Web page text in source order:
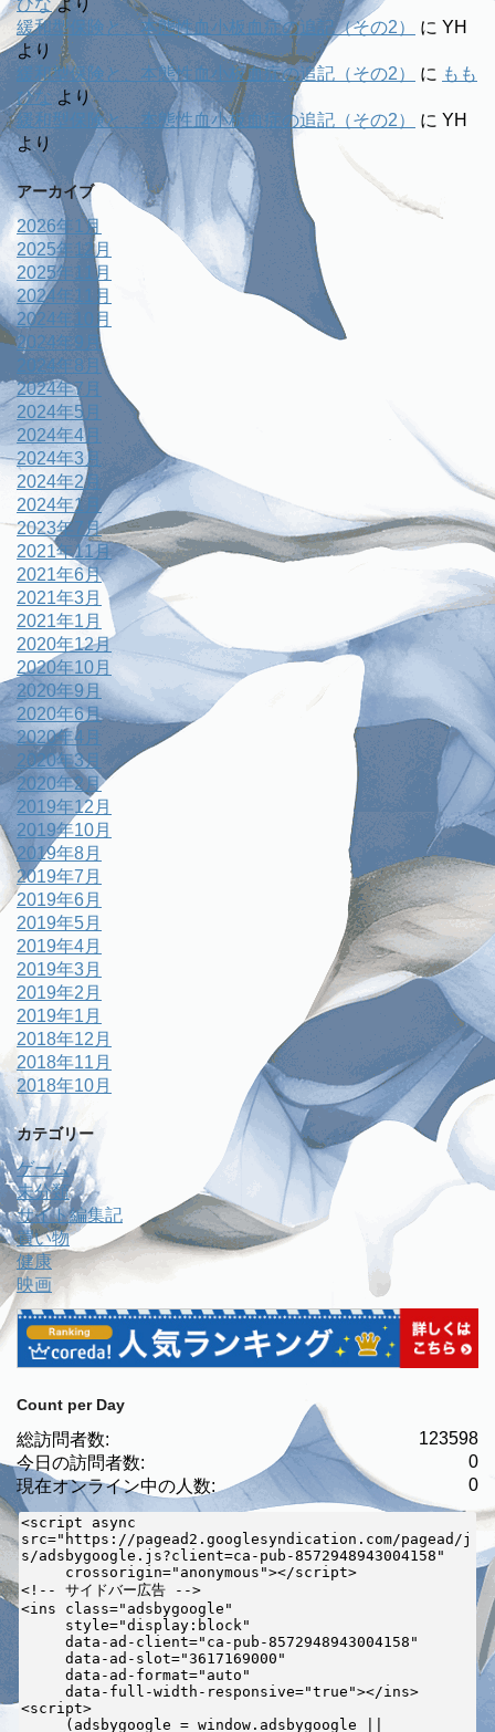
ひなより
緩和型保険と、本態性血小板血症の追記（その2）
に YH
より
緩和型保険と、本態性血小板血症の追記（その2）
に もも
ひな より
緩和型保険と、本態性血小板血症の追記（その2）
に YH
より
アーカイブ
2026年1月
2025年12月
2025年11月
2024年11月
2024年10月
2024年9月
2024年8月
2024年7月
2024年5月
2024年4月
2024年3月
2024年2月
2024年1月
2023年7月
2021年11月
2021年6月
2021年3月
2021年1月
2020年12月
2020年10月
2020年9月
2020年6月
2020年4月
2020年3月
2020年2月
2019年12月
2019年10月
2019年8月
2019年7月
2019年6月
2019年5月
2019年4月
2019年3月
2019年2月
2019年1月
2018年12月
2018年11月
2018年10月
カテゴリー
ゲーム
未分類
サイト編集記
買い物
健康
映画
Count per Day
123598
総訪問者数:
0
今日の訪問者数:
0
現在オンライン中の人数:
<script async
src="https://pagead2.googlesyndication.com/pagead/j
s/adsbygoogle.js?client=ca-pub-8572948943004158"
<!-- サイドバー広告 -->
<ins class="adsbygoogle"
<script>